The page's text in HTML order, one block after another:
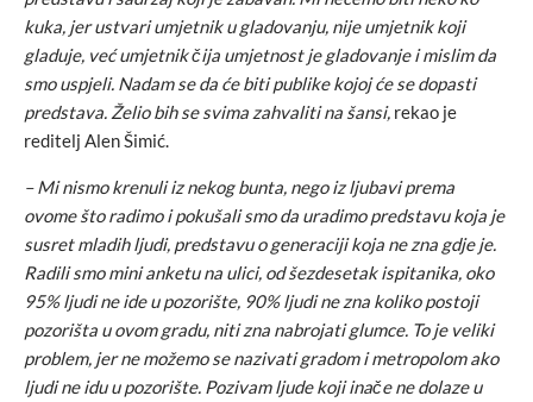
kuka, jer ustvari umjetnik u gladovanju, nije umjetnik koji
gladuje, već umjetnik čija umjetnost je gladovanje i mislim da
smo uspjeli. Nadam se da će biti publike kojoj će se dopasti
predstava. Želio bih se svima zahvaliti na šansi, rekao je
reditelj Alen Šimić.
– Mi nismo krenuli iz nekog bunta, nego iz ljubavi prema
ovome što radimo i pokušali smo da uradimo predstavu koja je
susret mladih ljudi, predstavu o generaciji koja ne zna gdje je.
Radili smo mini anketu na ulici, od šezdesetak ispitanika, oko
95% ljudi ne ide u pozorište, 90% ljudi ne zna koliko postoji
pozorišta u ovom gradu, niti zna nabrojati glumce. To je veliki
problem, jer ne možemo se nazivati gradom i metropolom ako
ljudi ne idu u pozorište. Pozivam ljude koji inače ne dolaze u